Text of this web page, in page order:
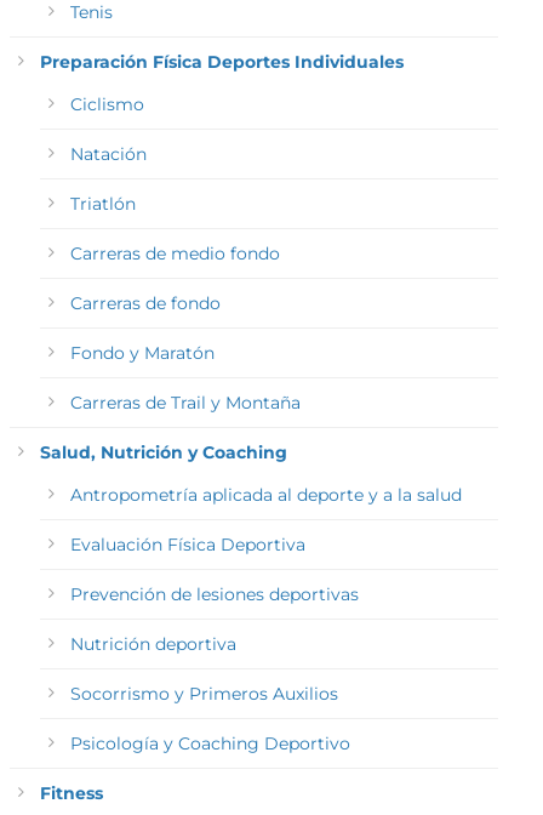
Tenis
Preparación Física Deportes Individuales
Ciclismo
Natación
Triatlón
Carreras de medio fondo
Carreras de fondo
Fondo y Maratón
Carreras de Trail y Montaña
Salud, Nutrición y Coaching
Antropometría aplicada al deporte y a la salud
Evaluación Física Deportiva
Prevención de lesiones deportivas
Nutrición deportiva
Socorrismo y Primeros Auxilios
Psicología y Coaching Deportivo
Fitness